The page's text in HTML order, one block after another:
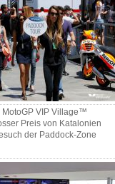
MotoGP VIP Village™
Preis von Katalonien
der Paddock-Zone